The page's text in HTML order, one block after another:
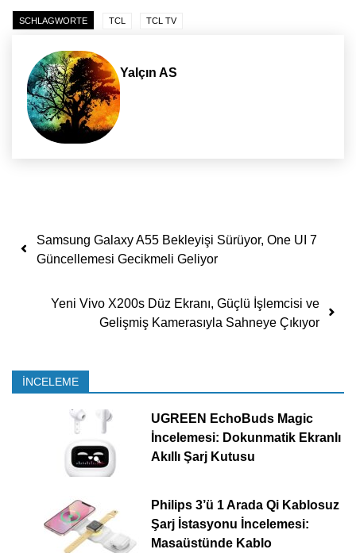
SCHLAGWORTE TCL TCL TV
Yalçın AS
Yazı dolaşımı
Samsung Galaxy A55 Bekleyişi Sürüyor, One UI 7
Güncellemesi Gecikmeli Geliyor
Yeni Vivo X200s Düz Ekranı, Güçlü İşlemcisi ve
Gelişmiş Kamerasıyla Sahneye Çıkıyor
İNCELEME
UGREEN EchoBuds Magic
İncelemesi: Dokunmatik Ekranlı
Akıllı Şarj Kutusu
Philips 3’ü 1 Arada Qi Kablosuz
Şarj İstasyonu İncelemesi:
Masaüstünde Kablo